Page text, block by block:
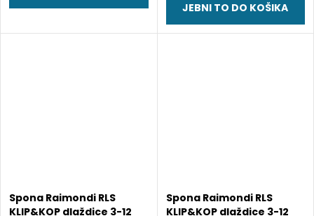
JEBNI TO DO KOŠIKA
Spona Raimondi RLS
KLIP&KOP dlaždice 3-12
Spona Raimondi RLS
KLIP&KOP dlaždice 3-12